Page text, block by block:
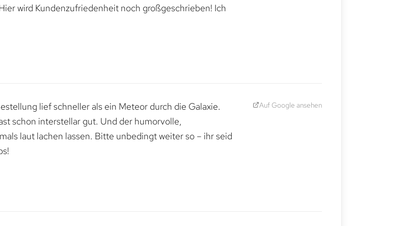
wird Kundenzufriedenheit noch großgeschrieben! Ich
lief schneller als ein Meteor durch die Galaxie.
schon interstellar gut. Und der humorvolle,
laut lachen lassen. Bitte unbedingt weiter so – ihr seid
Auf Google ansehen